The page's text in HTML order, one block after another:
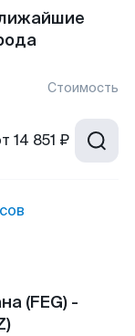
Стоимость
14 851 ₽
(FEG) -